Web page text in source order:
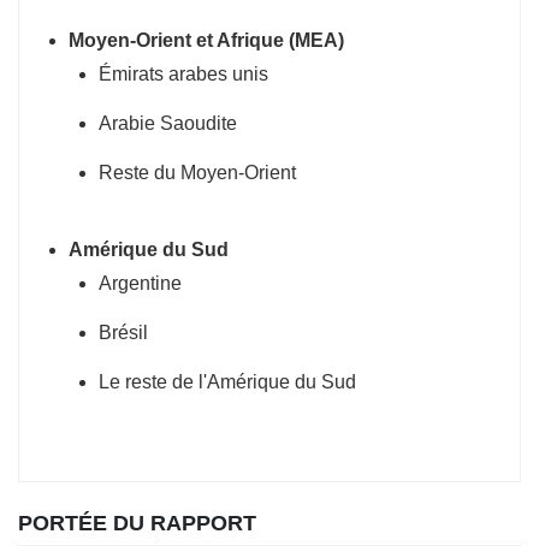
Moyen-Orient et Afrique (MEA)
Émirats arabes unis
Arabie Saoudite
Reste du Moyen-Orient
Amérique du Sud
Argentine
Brésil
Le reste de l'Amérique du Sud
PORTÉE DU RAPPORT